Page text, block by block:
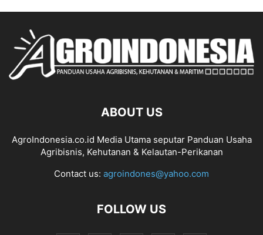
ABOUT US
AgroIndonesia.co.id Media Utama seputar Panduan Usaha
Agribisnis, Kehutanan & Kelautan-Perikanan
Contact us: agroindones@yahoo.com
FOLLOW US